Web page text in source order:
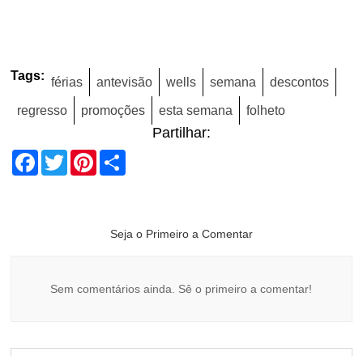
Tags: férias antevisão wells semana descontos
regresso promoções esta semana folheto
Partilhar:
Facebook
TwitterPinterest
Seja o Primeiro a Comentar
Sem comentários ainda. Sê o primeiro a comentar!